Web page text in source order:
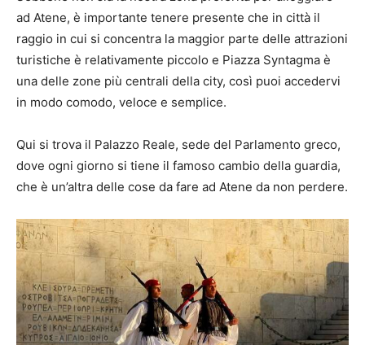
ad Atene, è importante tenere presente che in città il
raggio in cui si concentra la maggior parte delle attrazioni
turistiche è relativamente piccolo e Piazza Syntagma è
una delle zone più centrali della city, così puoi accedervi
in ​​modo comodo, veloce e semplice.
Qui si trova il Palazzo Reale, sede del Parlamento greco,
dove ogni giorno si tiene il famoso cambio della guardia,
che è un’altra delle cose da fare ad Atene da non perdere.